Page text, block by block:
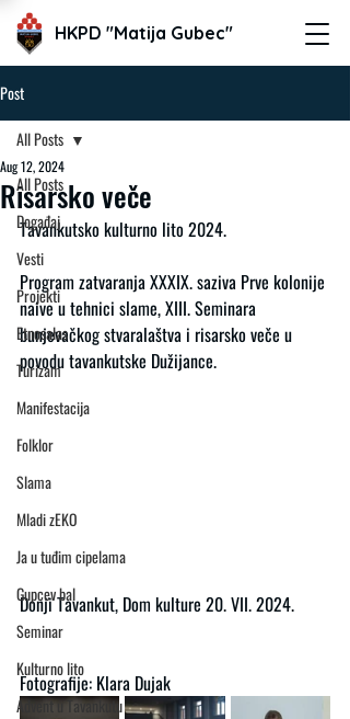
HKPD "Matija Gubec"
Post
All Posts
Događaj
Vesti
Projekti
Etnosalas
Turizam
Manifestacija
Folklor
Slama
Mladi zEKO
Ja u tuđim cipelama
Gupcev bal
Seminar
Kulturno lito
Advent u Tavankutu
All Posts
Risarsko veče
Aug 12, 2024
Tavankutsko kulturno lito 2024.
Program zatvaranja XXXIX. saziva Prve kolonije
naive u tehnici slame, XIII. Seminara
bunjevačkog stvaralaštva i risarsko veče u
povodu tavankutske Dužijance.
Donji Tavankut, Dom kulture 20. VII. 2024.
Fotografije: Klara Dujak